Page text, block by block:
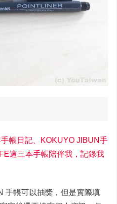
帳日記、KOKUYO JIBUN手
這三本手帳陪伴我，記錄我
手帳可以抽獎，但是實際填